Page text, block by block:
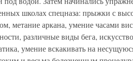
школах спецназа: прыжки с
метание аркана, умение часами
различные виды бега,
умение вскакивать на